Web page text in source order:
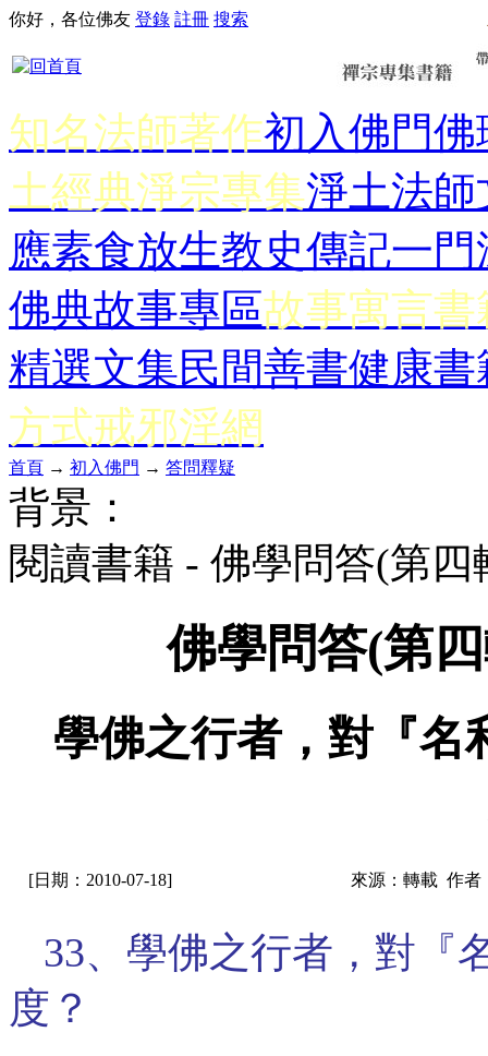
你好，各位佛友 登錄 註冊 搜索
知名法師著作初入佛門佛
土經典淨宗專集淨土法師
應素食放生教史傳記一門
佛典故事專區故事寓言書
精選文集民間善書健康書
方式戒邪淫網
首頁 → 初入佛門 → 答問釋疑
背景：
閱讀書籍 - 佛學問答(第
佛學問答(第
學佛之行者，對『名
[日期：2010-07-18] 來源：轉載 作者
33、學佛之行者，對『
度？